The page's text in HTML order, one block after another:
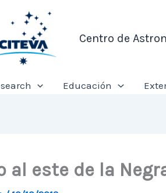
Centro de
Educación
al este de la